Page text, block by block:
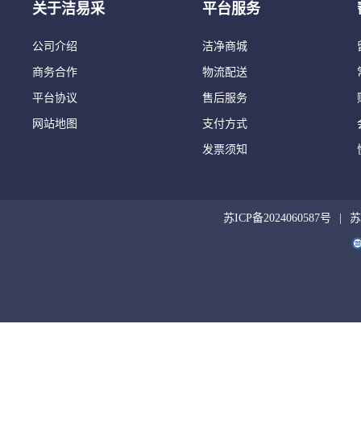
关于洁易采
公司介绍
商务合作
平台协议
网站地图
平台服务
洁净商城
物流配送
售后服务
支付方式
发票须知
苏ICP备2024060587号